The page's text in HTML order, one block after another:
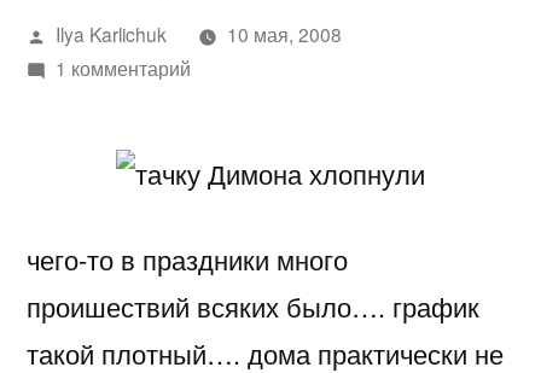
Написано
автором
Ilya Karlichuk
10 мая, 2008
1 комментарийк
Димона
чего-то в праздники много
проишествий всяких было…. график
такой плотный…. дома практически не